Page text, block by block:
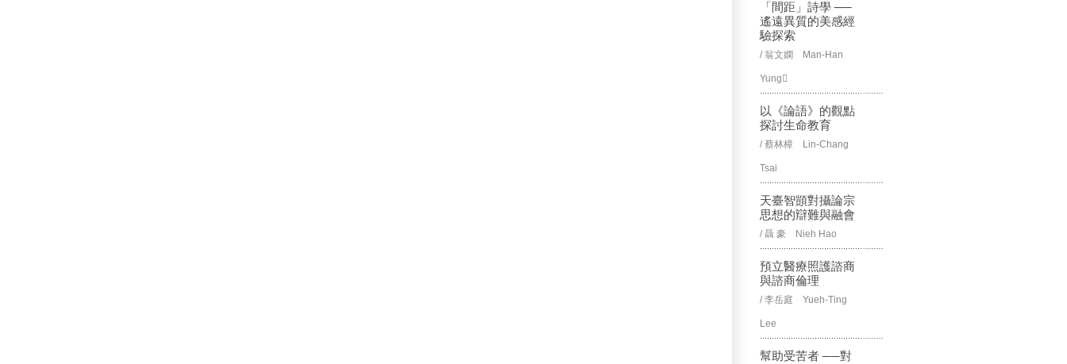
「間距」詩學 ──
遙遠異質的美感經
驗探索
/ 翁文嫻 Man-Han
Yung
以《論語》的觀點
探討生命教育
/ 蔡林樟 Lin-Chang
Tsai
天臺智顗對攝論宗
思想的辯難與融會
/ 聶 豪 Nieh Hao
預立醫療照護諮商
與諮商倫理
/ 李岳庭 Yueh-Ting
Lee
幫助受苦者 ──對